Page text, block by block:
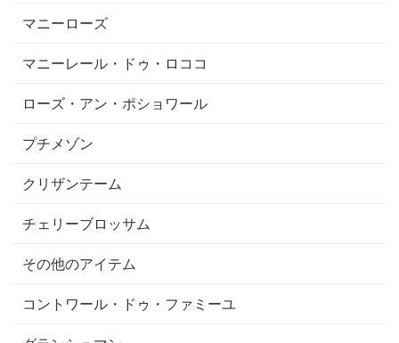
マニーローズ
マニーレール・ドゥ・ロココ
ローズ・アン・ポショワール
プチメゾン
クリザンテーム
チェリーブロッサム
その他のアイテム
コントワール・ドゥ・ファミーユ